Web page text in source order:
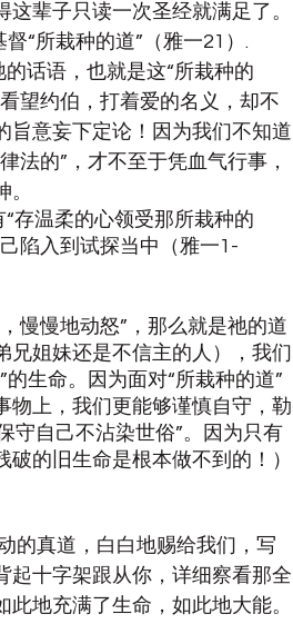
辈子只读一次圣经就满足了。
“所栽种的道”（雅一21）.
话语，也就是这“所栽种的
望约伯，打着爱的名义，却不
旨意妄下定论！因为我们不知道
法的”，才不至于凭血气行事，
存温柔的心领受那所栽种的
陷入到试探当中（雅一1-
慢慢地动怒”，那么就是祂的道
兄姐妹还是不信主的人），我们
生命。因为面对“所栽种的道”
物上，我们更能够谨慎自守，勒
守自己不沾染世俗”。因为只有
的旧生命是根本做不到的！）
的真道，白白地赐给我们，写
起十字架跟从你，详细察看那全
地充满了生命，如此地大能。